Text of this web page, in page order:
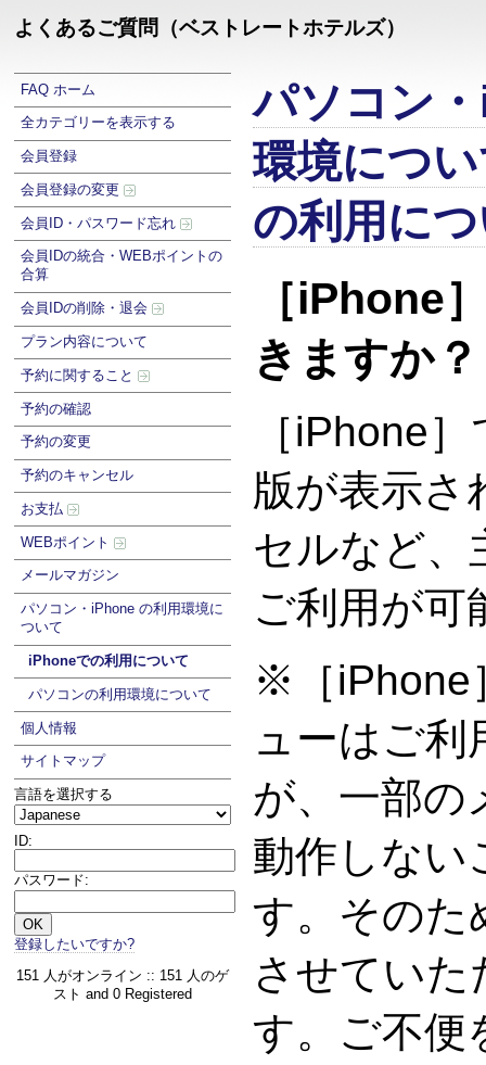
よくあるご質問（ベストレートホテルズ）
FAQ ホーム
全カテゴリーを表示する
会員登録
会員登録の変更
会員ID・パスワード忘れ
会員IDの統合・WEBポイントの
合算
会員IDの削除・退会
プラン内容について
予約に関すること
予約の確認
予約の変更
予約のキャンセル
お支払
WEBポイント
メールマガジン
パソコン・iPhone の利用環境に
ついて
iPhoneでの利用について
パソコンの利用環境について
個人情報
サイトマップ
言語を選択する
ID:
パスワード:
登録したいですか?
151 人がオンライン :: 151 人のゲ
スト and 0 Registered
パソコン
環境につ
の利用に
［iPhone
きますか？
［iPhone
版が表示さ
セルなど、
ご利用が可
※［iPhone
ューはご利
が、一部の
動作しない
す。そのた
させてい
す。ご不便